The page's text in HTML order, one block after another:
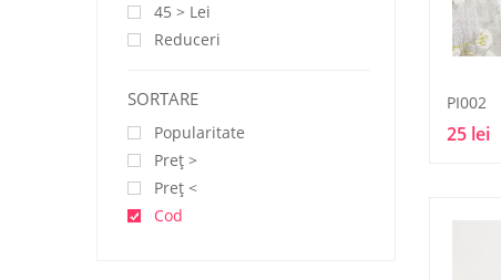
45 > Lei
Reduceri
SORTARE
Popularitate
Preţ >
Preţ <
Cod
PI002
25 lei